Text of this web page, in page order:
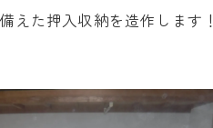
えた押入収納を造作します！